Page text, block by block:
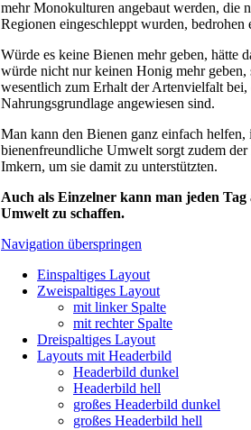
mehr Monokulturen angebaut werden, die
Regionen eingeschleppt wurden, bedrohen
Würde es keine Bienen mehr geben, hätte
würde nicht nur keinen Honig mehr
wesentlich zum Erhalt der Artenvielfalt
Nahrungsgrundlage angewiesen sind.
Man kann den Bienen ganz einfach
bienenfreundliche Umwelt sorgt zudem
Imkern, um sie damit zu unterstützten.
Auch als Einzelner kann man jeden
Umwelt zu schaffen.
Navigation überspringen
Einspaltiges Layout
Zweispaltiges Layout
mit linker Spalte
mit rechter Spalte
Dreispaltiges Layout
Layouts mit Headerbild
Headerbild dunkel
Headerbild hell
großes Headerbild dunkel
großes Headerbild hell